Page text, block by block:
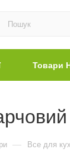
Товари
— Все для